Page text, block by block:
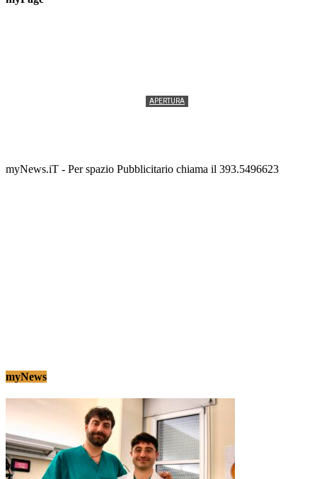
APERTURA
myNews.iT - Per spazio Pubblicitario chiama il 393.5496623
myNews